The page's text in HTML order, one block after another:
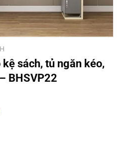
sách, tủ ngăn kéo,
BHSVP22